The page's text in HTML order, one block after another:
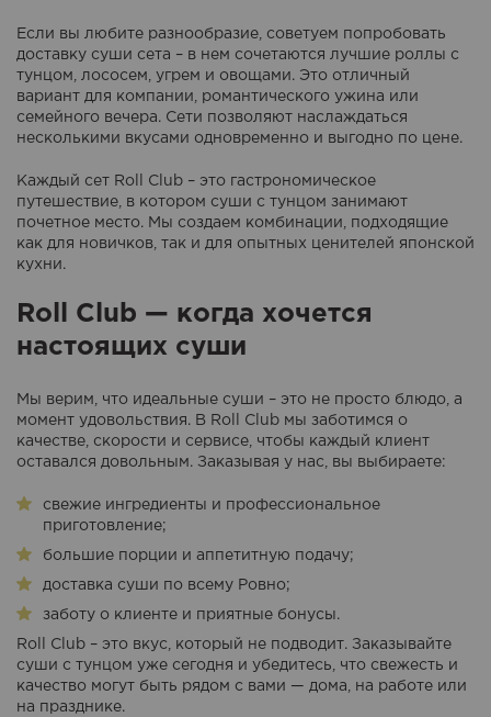
Если вы любите разнообразие, советуем попробовать
доставку суши сета – в нем сочетаются лучшие роллы с
тунцом, лососем, угрем и овощами. Это отличный
вариант для компании, романтического ужина или
семейного вечера. Сети позволяют наслаждаться
несколькими вкусами одновременно и выгодно по цене.
Каждый сет Roll Club – это гастрономическое
путешествие, в котором суши с тунцом занимают
почетное место. Мы создаем комбинации, подходящие
как для новичков, так и для опытных ценителей японской
кухни.
Roll Club — когда хочется
настоящих суши
Мы верим, что идеальные суши – это не просто блюдо, а
момент удовольствия. В Roll Club мы заботимся о
качестве, скорости и сервисе, чтобы каждый клиент
оставался довольным. Заказывая у нас, вы выбираете:
свежие ингредиенты и профессиональное
приготовление;
большие порции и аппетитную подачу;
доставка суши по всему Ровно;
заботу о клиенте и приятные бонусы.
Roll Club – это вкус, который не подводит. Заказывайте
суши с тунцом уже сегодня и убедитесь, что свежесть и
качество могут быть рядом с вами — дома, на работе или
на празднике.